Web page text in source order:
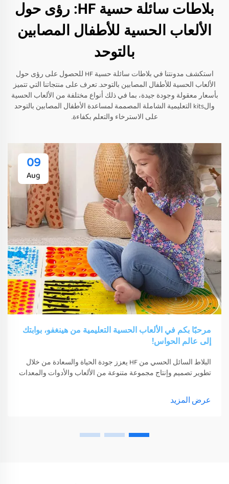
بلاطات سائلة حسية HF: رؤى حول
الألعاب الحسية للأطفال المصابين
بالتوحد
استكشف مدونتنا في بلاطات سائلة حسية HF للحصول على رؤى حول
الألعاب الحسية للأطفال المصابين بالتوحد. تعرف على منتجاتنا التي تتميز
بأسعار معقولة وجودة جيدة، بما في ذلك أنواع مختلفة من الألعاب الحسية
والkits التعليمية الشاملة المصممة لمساعدة الأطفال المصابين بالتوحد
على الاسترخاء والتعلم بكفاءة.
09
Aug
مرحبًا بكم في الألعاب الحسية التعليمية من هينغفو، بوابتك
إلى عالم الحواس!
البلاط السائل الحسي من HF يعزز جودة الحياة والسعادة من خلال
تطوير تصميم وإنتاج مجموعة متنوعة من الألعاب والأدوات والمعدات
عرض المزيد